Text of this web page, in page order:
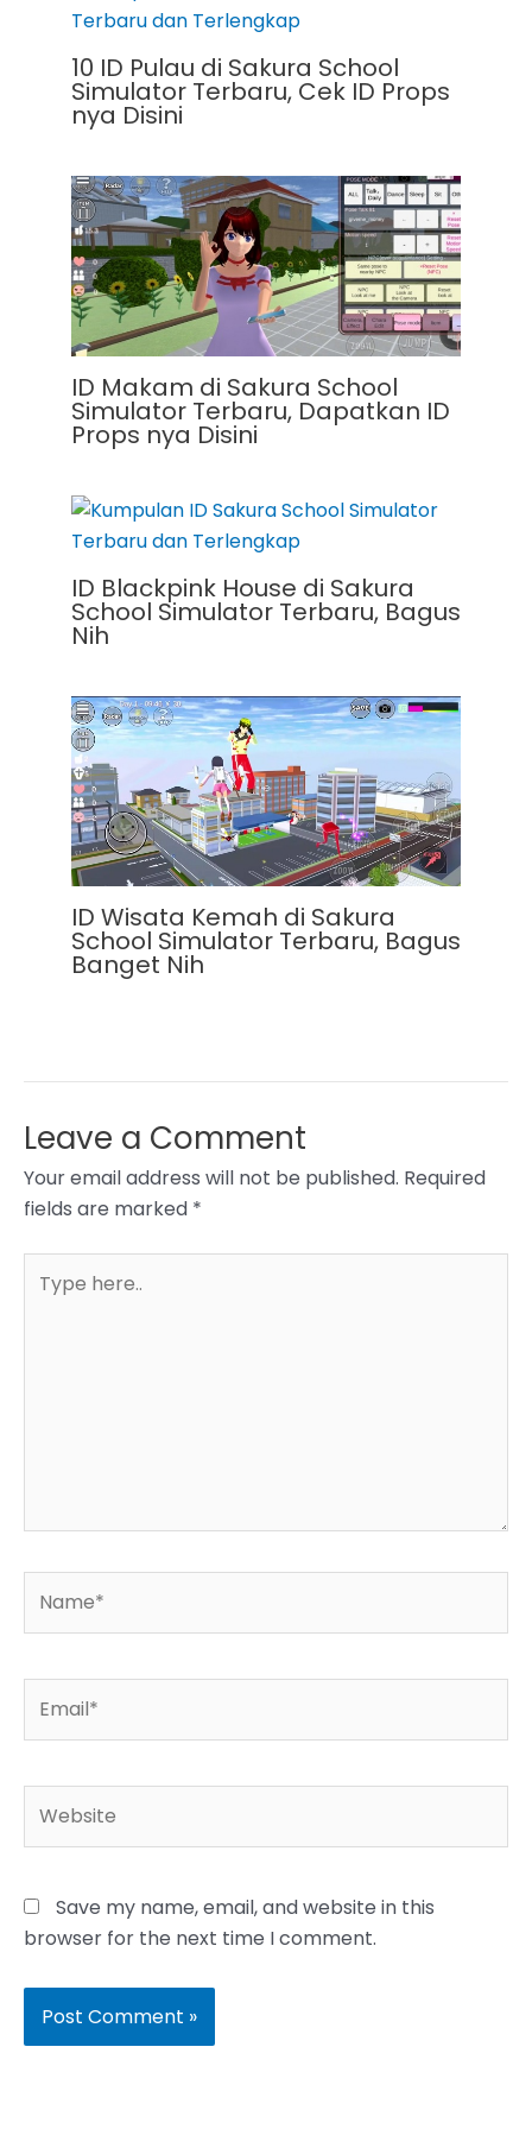
10 ID Pulau di Sakura School
Simulator Terbaru, Cek ID Props
nya Disini
ID Makam di Sakura School
Simulator Terbaru, Dapatkan ID
Props nya Disini
ID Blackpink House di Sakura
School Simulator Terbaru, Bagus
Nih
ID Wisata Kemah di Sakura
School Simulator Terbaru, Bagus
Banget Nih
Leave a Comment
Your email address will not be published. Required
fields are marked *
here..
Save my name, email, and website in this
browser for the next time I comment.